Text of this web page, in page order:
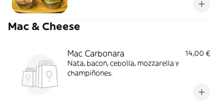
Mac & Cheese
Mac Carbonara
14,00 €
Nata, bacon, cebolla, mozzarella y
champiñones.